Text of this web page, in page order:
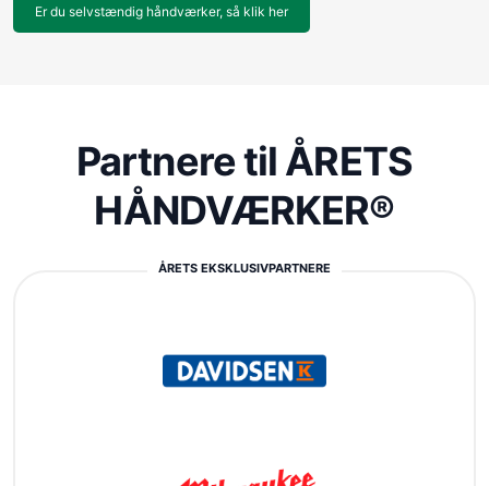
Er du selvstændig håndværker, så klik her
Partnere til ÅRETS
HÅNDVÆRKER®
ÅRETS EKSKLUSIVPARTNERE